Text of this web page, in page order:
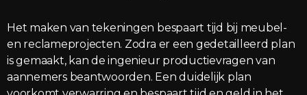
Het maken van tekeningen bespaart tijd bij meubel-
en reclameprojecten. Zodra er een gedetailleerd plan
is gemaakt, kan de ingenieur productievragen van
aannemers beantwoorden. Een duidelijk plan